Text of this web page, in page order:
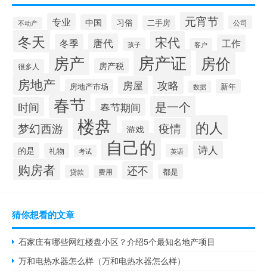
不动产 专业 中国 习俗 二手房 元宵节 公司
冬天 冬季 唐代 孩子 宋代 客户 工作
很多人 房产 房产税 房产证 房价
房地产 房地产市场 房屋 攻略 数据 新年
时间 春节 春节期间 是一个
梦幻西游 楼盘 游戏 疫情 的人
的是 礼物 考试 自己的 英语 诗人
购房者 贷款 费用 还不 都是
猜你想看的文章
石家庄有哪些网红楼盘小区？介绍5个最知名地产项目
万和电热水器怎么样（万和电热水器怎么样）